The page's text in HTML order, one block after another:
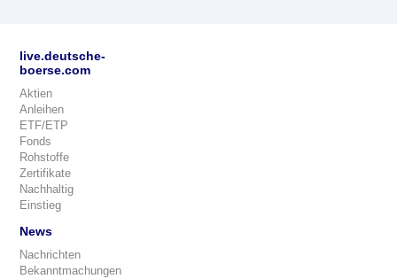
live.deutsche-
boerse.com
Aktien
Anleihen
ETF/ETP
Fonds
Rohstoffe
Zertifikate
Nachhaltig
Einstieg
News
Nachrichten
Bekanntmachungen